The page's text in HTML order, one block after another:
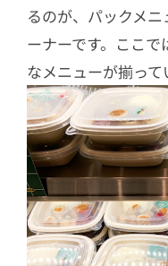
るのが、パックメ
ーナーです。ここ
なメニューが揃って